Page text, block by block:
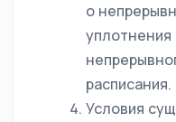
о
уплотнения
расписания.
Условия